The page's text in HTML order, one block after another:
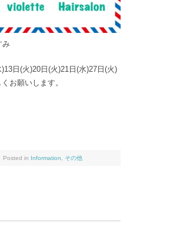
み
日(火)20日(火)21日(水)27日(火)
お願いします。
Posted in Information その他